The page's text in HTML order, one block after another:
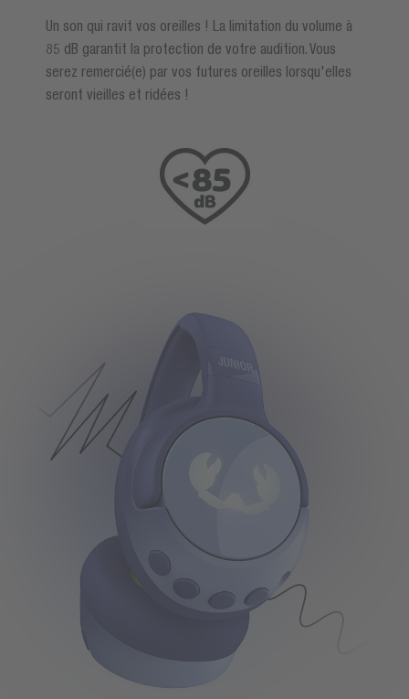
Un son qui ravit vos oreilles ! La limitation du volume à
85 dB garantit la protection de votre audition. Vous
serez remercié(e) par vos futures oreilles lorsqu'elles
seront vieilles et ridées !